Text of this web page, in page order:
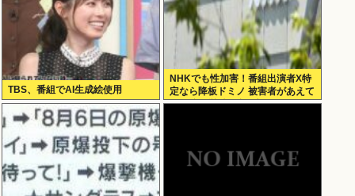
TBS、番組でAI生成絵使用
NHKでも性加害！番組出演者X特
定なら降板ドミノ 被害者があえて
〝最強〟労働組合を頼ったワケ